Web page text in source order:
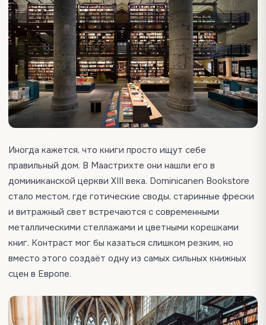
Иногда кажется, что книги просто ищут себе
правильный дом. В Маастрихте они нашли его в
доминиканской церкви XIII века. Dominicanen Bookstore
стало местом, где готические своды, старинные фрески
и витражный свет встречаются с современными
металлическими стеллажами и цветными корешками
книг. Контраст мог бы казаться слишком резким, но
вместо этого создаёт одну из самых сильных книжных
сцен в Европе.